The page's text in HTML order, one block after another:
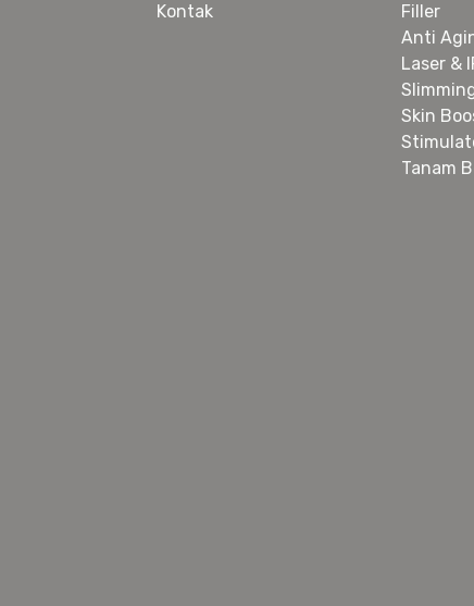
Kontak
Filler
Anti
Laser &
Skin
Tanam